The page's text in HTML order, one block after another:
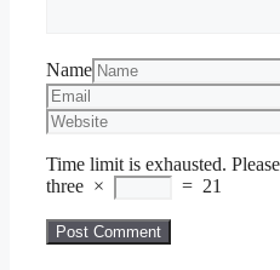
Name
Time limit is exhausted.
three × = 21